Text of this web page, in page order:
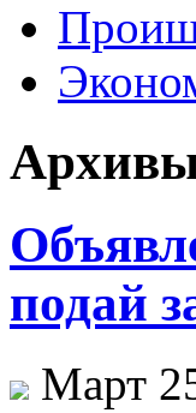
Архивы
подай
Март